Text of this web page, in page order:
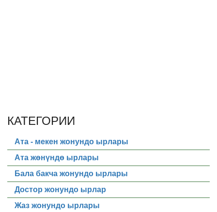
КАТЕГОРИИ
Ата - мекен жонундо ырлары
Ата жөнүндө ырлары
Бала бакча жонундо ырлары
Достор жонундо ырлар
Жаз жонундо ырлары